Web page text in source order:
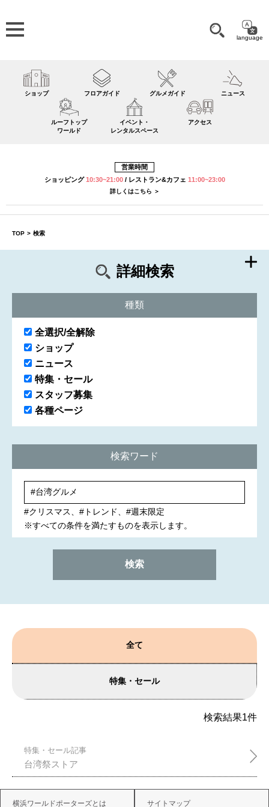
language
ショップ フロアガイド グルメガイド ニュース
ルーフトップ
ワールド
イベント・
レンタルスペース
アクセス
営業時間
ショッピング10:30~21:00 / レストラン&カフェ 11:00~23:00
詳しくはこちら ＞
TOP > 検索
詳細検索
種類
全選択/全解除
ショップ
ニュース
特集・セール
スタッフ募集
各種ページ
検索ワード
#クリスマス #トレンド
#週末限定
※すべての条件を満たすものを表示します。
全て
特集・セール
検索結果1件
特集・セール記事
台湾祭ストア
横浜ワールドポーターズとは サイトマップ